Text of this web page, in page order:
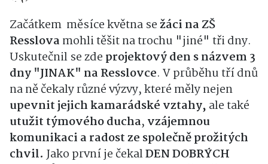
Začátkem měsíce května sežáci na ZŠ
Resslova mohli těšit na trochu "jiné" tři dny.
Uskutečnil se zde projektový den s názvem 3
dny "JINAK" na Resslovce. V průběhu tří dnů
na ně čekaly různé výzvy, které měly nejen
upevnit jejich kamarádské vztahy, ale také
utužit týmového ducha, vzájemnou
komunikaci a radost ze společně prožitých
chvil. Jako první je čekalDEN DOBRÝCH